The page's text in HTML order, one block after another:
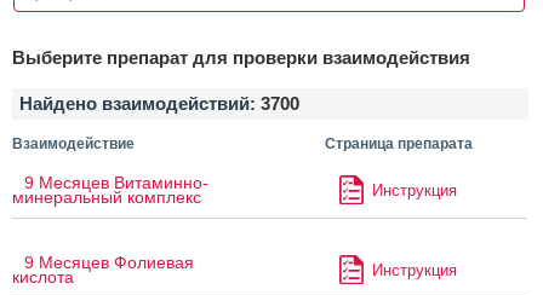
Выберите препарат для проверки взаимодействия
Найдено взаимодействий: 3700
Взаимодействие Страница препарата
9 Месяцев Витаминно-
минеральный комплекс Инструкция
9 Месяцев Фолиевая
кислота Инструкция